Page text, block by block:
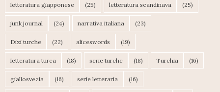
letteratura giapponese (25) letteratura scandinava (25)
junk journal (24) narrativa italiana (23)
Dizi turche (22) aliceswords (19)
letteratura turca (18) serie turche (18) Turchia (16)
giallosvezia (16) serie letteraria (16)